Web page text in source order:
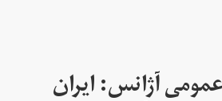
آژانس: ایران